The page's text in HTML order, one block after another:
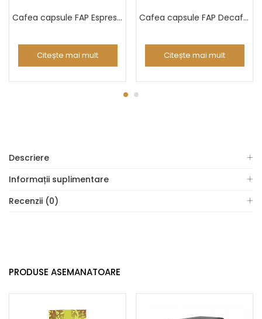
Cafea capsule FAP Espresso Classico
Citește mai mult
Cafea capsule FAP Decaffeinated
Citește mai mult
Descriere
Informații suplimentare
Recenzii (0)
PRODUSE ASEMANATOARE